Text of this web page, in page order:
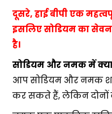
दूसरे, हाई बीपी एक
इसलिए सोडियम का
है।
सोडियम और नमक में
आप सोडियम और नमक
कर सकते हैं, लेकिन दोनों